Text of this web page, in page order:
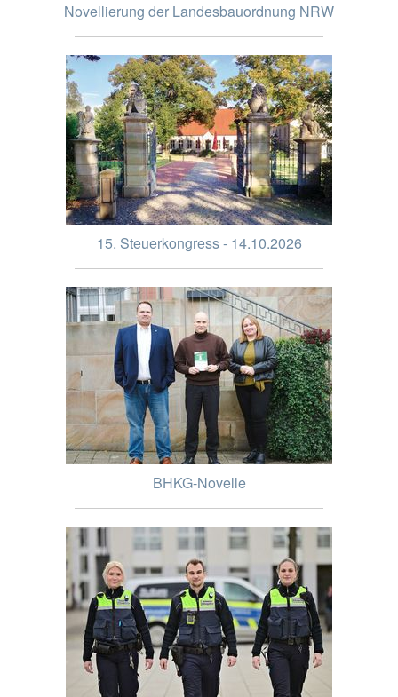
Novellierung der Landesbauordnung NRW
15. Steuerkongress - 14.10.2026
BHKG-Novelle